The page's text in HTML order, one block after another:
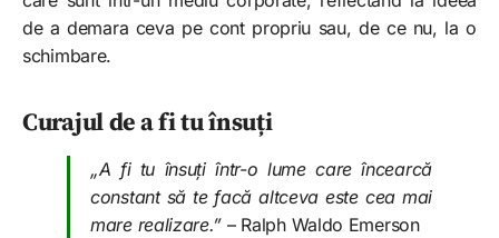
de a demara ceva pe cont propriu sau, de ce nu, la o
schimbare.
Curajul de a fi tu însuți
„A fi tu însuți într-o lume care încearcă
constant să te facă altceva este cea mai
mare realizare.” – Ralph Waldo Emerson